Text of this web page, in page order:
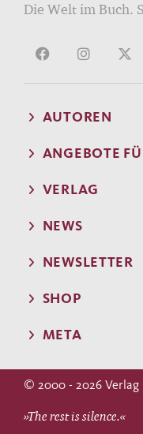
Die Welt im Buch.
AUTOREN
ANGEBOTE
VERLAG
NEWS
NEWSLETTER
SHOP
META
© 2000 - 2026 Verlag
»The rest is silence.«